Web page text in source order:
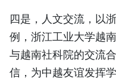
四是，人文交流，以
例，浙江工业大学越
与越南社科院的交流
信，为中越友谊发挥